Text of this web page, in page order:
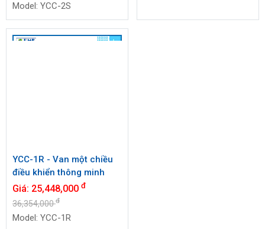
Model: YCC-2S
YCC-1R - Van một chiều
điều khiển thông minh
Giá: 25,448,000 đ
36,354,000đ
Model: YCC-1R